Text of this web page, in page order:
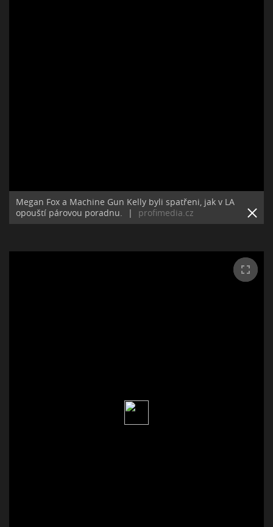
Megan Fox a Machine Gun Kelly byli spatřeni, jak v LA
opouští párovou poradnu.
| profimedia.cz